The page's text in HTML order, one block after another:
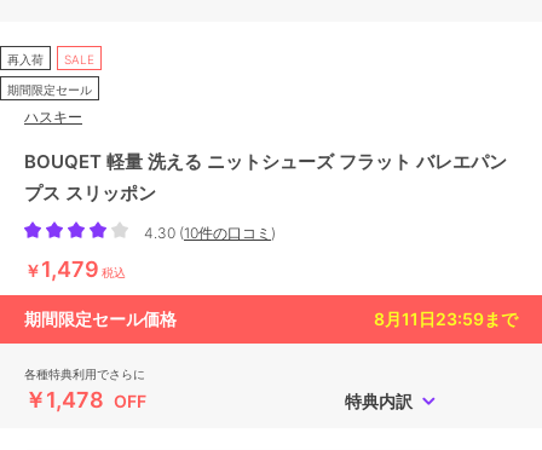
再入荷 SALE
期間限定セール
ハスキー
BOUQET 軽量 洗える ニットシューズ フラット バレエパン
プス スリッポン
4.30 (10件の口コミ )
￥1,479 税込
期間限定セール価格 8月11日23:59まで
各種特典利用でさらに
￥1,478 OFF 特典内訳